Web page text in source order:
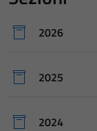
2026
2025
2024